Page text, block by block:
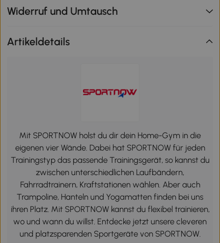
Widerruf und Umtausch
Artikeldetails
Mit SPORTNOW holst du dir dein Home-Gym in die
eigenen vier Wände. Dabei hat SPORTNOW für jeden
Trainingstyp das passende Trainingsgerät, so kannst du
zwischen unterschiedlichen Laufbändern,
Fahrradtrainern, Kraftstationen wählen. Aber auch
Trampoline, Hanteln und Yogamatten finden bei uns
ihren Platz. Mit SPORTNOW kannst du flexibel trainieren,
wo und wann du willst. Entdecke jetzt unsere cleveren
und platzsparenden Sportgeräte von SPORTNOW.